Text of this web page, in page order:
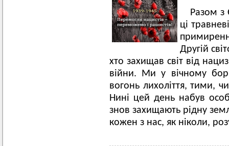
Разом з
ці
Другій
хто захищав світ від
війни. Ми у вічному
вогонь лихоліття, тими,
Нині цей день набув
знов захищають рідну
кожен з нас, як ніколи,